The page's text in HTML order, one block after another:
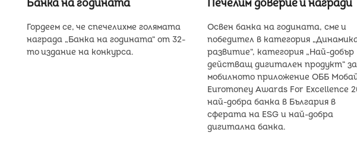
Банка на годината
Гордеем се, че спечелихме голямата
награда „Банка на годината“ от 32-
то издание на конкурса.
Печелим доверие и награди
Освен банка на годината, сме и
победител в категория
развитие“, категория „Най-добър
действащ дигитален продукт“ за
мобилното приложение ОББ
Еuromoney Awards For Excellence
най-добра банка в България в
сферата на ESG и най-добра
дигитална банка.